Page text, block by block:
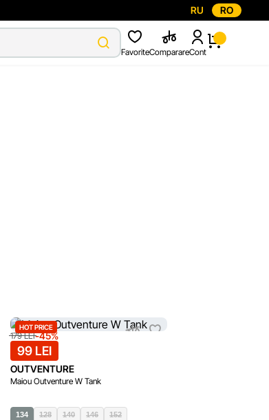
RU RO
FavoriteComparareCont
HOT PRICE
179 LEI-45%
99 LEI
OUTVENTURE
Maiou Outventure W Tank
134 128 140 146 152